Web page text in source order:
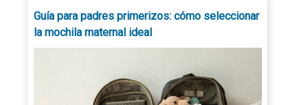
Guía para padres primerizos: cómo seleccionar
la mochila maternal ideal